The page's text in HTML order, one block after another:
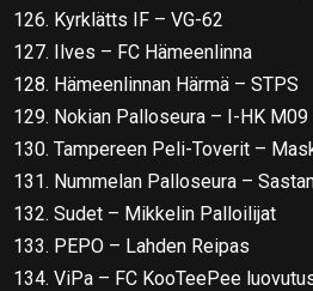
126. Kyrklätts IF – VG-62
127. Ilves – FC Hämeenlinna
128. Hämeenlinnan Härmä – STPS
129. Nokian Palloseura – I-HK M09
130. Tampereen Peli-Toverit –
131. Nummelan Palloseura –
132. Sudet – Mikkelin Palloilijat
133. PEPO – Lahden Reipas
134. ViPa – FC KooTeePee